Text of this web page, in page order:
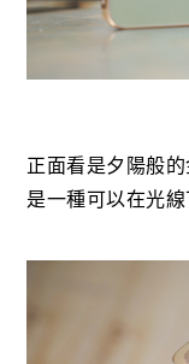
正面看是夕陽般
是一種可以在光